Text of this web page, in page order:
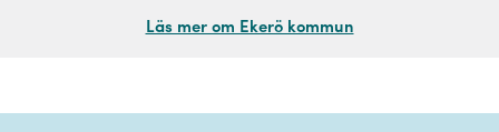
Läs mer om Ekerö kommun